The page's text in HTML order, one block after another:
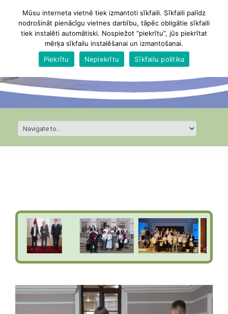
Mūsu interneta vietnē tiek izmantoti sīkfaili. Sīkfaili palīdz
nodrošināt pienācīgu vietnes darbību, tāpēc obligātie sīkfaili
tiek instalēti automātiski. Nospiežot “piekrītu”, jūs piekrītat
mērķa sīkfailu instalēšanai un izmantošanai.
Piekrītu
Nepiekrītu Sīkfailu politika